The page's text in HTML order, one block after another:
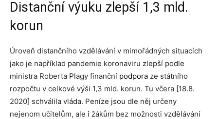
Distanční výuku zlepší 1,3 mld.
korun
Úroveň distančního vzdělávání v mimořádných situacích
jako je například pandemie koronaviru zlepší podle
ministra Roberta Plagy finanční podpora ze státního
rozpočtu v celkové výši 1,3 mld. korun. Tu včera [18.8.
2020] schválila vláda. Peníze jsou dle něj určeny
nejenom učitelům, ale i žákům bez možnosti vzdělávání